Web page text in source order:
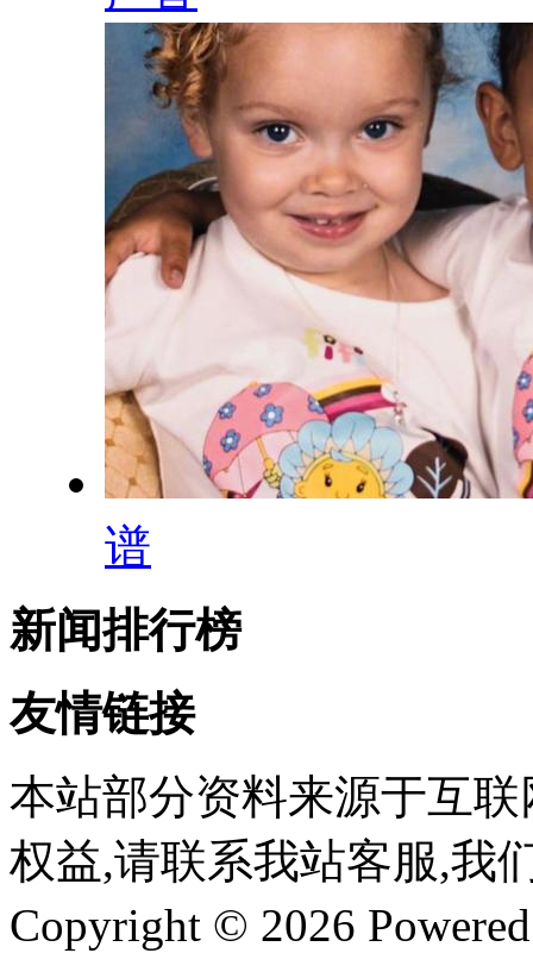
谱
新闻排行榜
友情链接
本站部分资料来源于互
权益,请联系我站客服,我
Copyright © 2026